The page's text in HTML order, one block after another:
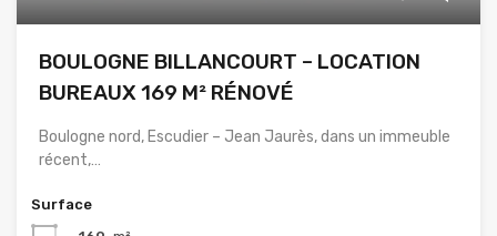
BOULOGNE BILLANCOURT – LOCATION
BUREAUX 169 M² RÉNOVÉ
Boulogne nord, Escudier – Jean Jaurès, dans un immeuble
récent,…
Surface